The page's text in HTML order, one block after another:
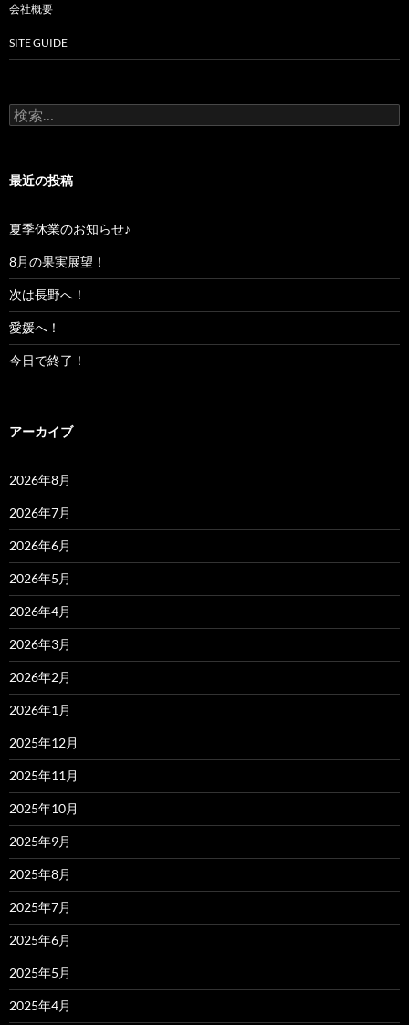
会社概要
SITE GUIDE
検
索:
最近の投稿
夏季休業のお知らせ♪
8月の果実展望！
次は長野へ！
愛媛へ！
今日で終了！
アーカイブ
2026年8月
2026年7月
2026年6月
2026年5月
2026年4月
2026年3月
2026年2月
2026年1月
2025年12月
2025年11月
2025年10月
2025年9月
2025年8月
2025年7月
2025年6月
2025年5月
2025年4月